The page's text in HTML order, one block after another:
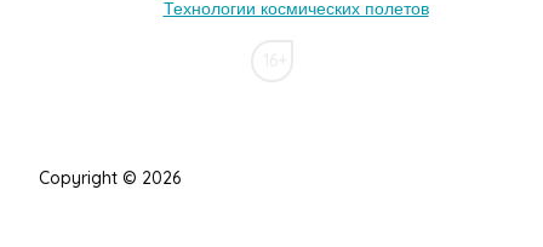
Технологии космических полетов
Copyright © 2026